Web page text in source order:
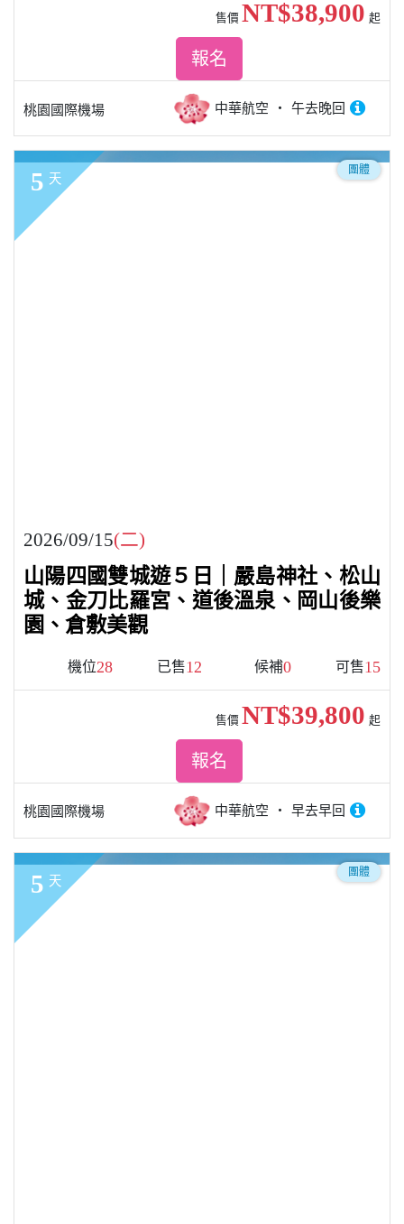
桃園國際機場 中華航空 午去晚回
售價 NT$38,900 起
報名
5 天
團體
2026/09/15(二)
山陽四國雙城遊５日｜嚴島神社、松山
城、金刀比羅宮、道後溫泉、岡山後樂
園、倉敷美觀
機位28 已售12 候補0 可售15
桃園國際機場 中華航空 早去早回
售價 NT$39,800 起
報名
5 天
團體